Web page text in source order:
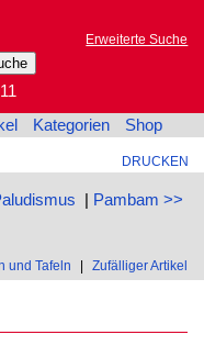
Erweiterte Suche
Kategorien Shop
DRUCKEN
| Pambam >>
und Tafeln Zufälliger Artikel